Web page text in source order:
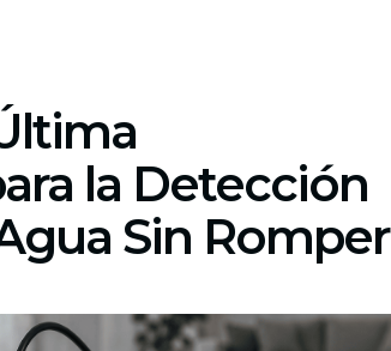
la Detección
Sin Romper